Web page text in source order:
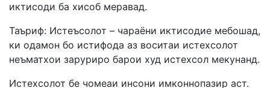
иктисоди ба хисоб меравад.
Таъриф: Истеъсолот – чараёни иктисодие мебошад,
ки одамон бо истифода аз воситаи истехсолот
неъматхои заруриро барои худ истехсол мекунанд.
Истехсолот бе чомеаи инсони имконнопазир аст.